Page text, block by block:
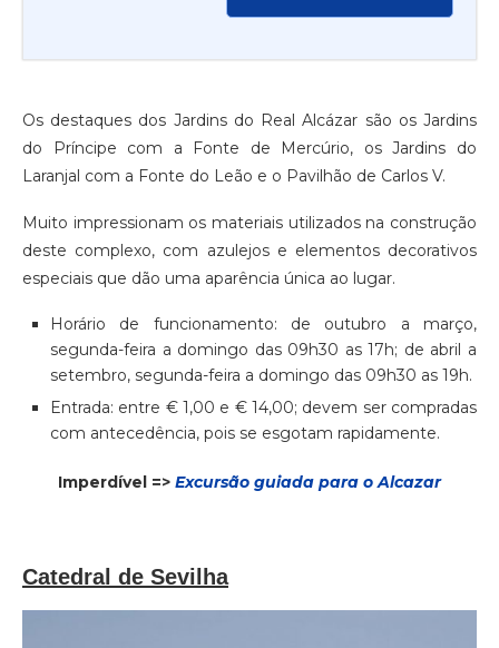
Os destaques dos Jardins do Real Alcázar são os Jardins
do Príncipe com a Fonte de Mercúrio, os Jardins do
Laranjal com a Fonte do Leão e o Pavilhão de Carlos V.
Muito impressionam os materiais utilizados na construção
deste complexo, com azulejos e elementos decorativos
especiais que dão uma aparência única ao lugar.
Horário de funcionamento: de outubro a março,
segunda-feira a domingo das 09h30 as 17h; de abril a
setembro, segunda-feira a domingo das 09h30 as 19h.
Entrada: entre € 1,00 e € 14,00; devem ser compradas
com antecedência, pois se esgotam rapidamente.
Imperdível => Excursão guiada para o Alcazar
Catedral de Sevilha